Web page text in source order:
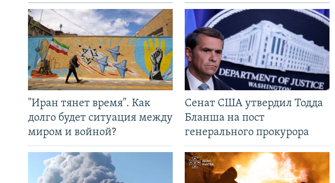
"Иран тянет время". Как
долго будет ситуация между
миром и войной?
Сенат США утвердил Тодда
Бланша на пост
генерального прокурора